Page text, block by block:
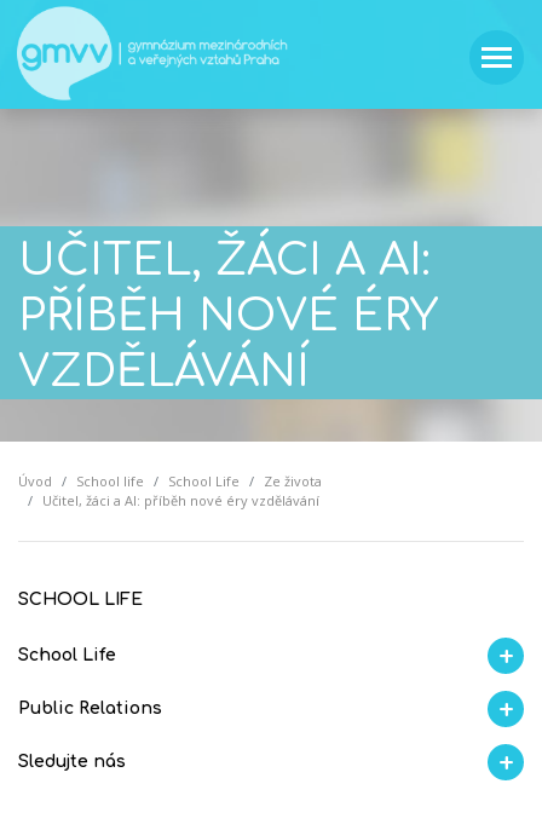
UČITEL, ŽÁCI A AI:
PŘÍBĚH NOVÉ ÉRY
VZDĚLÁVÁNÍ
Úvod School life School Life
Ze života
Učitel, žáci a AI: příběh nové éry vzdělávání
SCHOOL LIFE
School Life
Aktuality Proběhlo na GMVV AI Ambasador
Public Relations
Školní magazín REFRESH Soutěže
Sledujte nás